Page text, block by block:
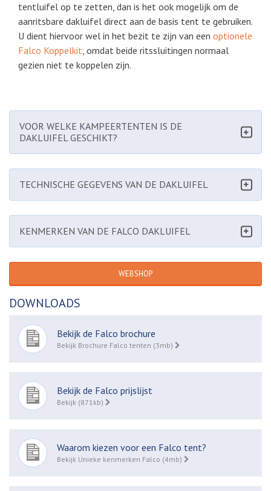
tentluifel op te zetten, dan is het ook mogelijk om de
aanritsbare dakluifel direct aan de basis tent te gebruiken.
U dient hiervoor wel in het bezit te zijn van een optionele
Falco Koppelkit, omdat beide ritssluitingen normaal
gezien niet te koppelen zijn.
VOOR WELKE KAMPEERTENTEN IS DE
DAKLUIFEL GESCHIKT?
TECHNISCHE GEGEVENS VAN DE DAKLUIFEL
KENMERKEN VAN DE FALCO DAKLUIFEL
WEBSHOP
DOWNLOADS
Bekijk de Falco brochure
Bekijk Brochure Falco tenten (3mb)
Bekijk de Falco prijslijst
Bekijk (871kb)
Waarom kiezen voor een Falco tent?
Bekijk Unieke kenmerken Falco (4mb)